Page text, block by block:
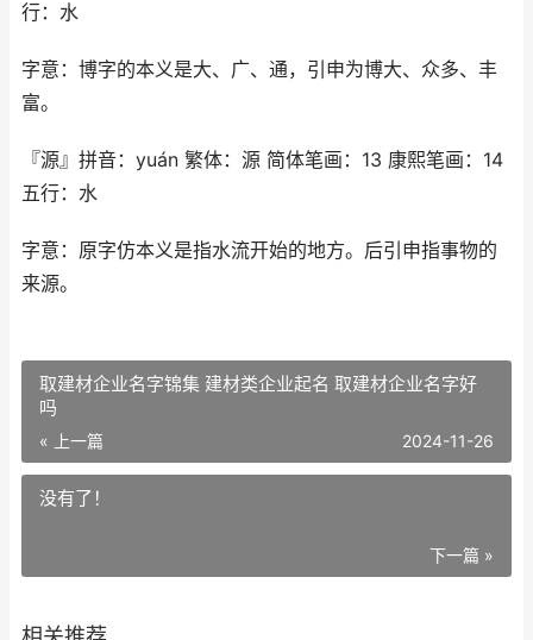
行：水
字意：博字的本义是大、广、通，引申为博大、众多、丰
富。
『源』拼音：yuán 繁体：源 简体笔画：13 康熙笔画：14
五行：水
字意：原字仿本义是指水流开始的地方。后引申指事物的
来源。
取建材企业名字锦集 建材类企业起名 取建材企业名字好
吗
« 上一篇 2024-11-26
没有了！
下一篇 »